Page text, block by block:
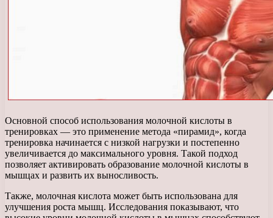
Основной способ использования молочной кислоты в
тренировках — это применение метода «пирамид», когда
тренировка начинается с низкой нагрузки и постепенно
увеличивается до максимального уровня. Такой подход
позволяет активировать образование молочной кислоты в
мышцах и развить их выносливость.
Также, молочная кислота может быть использована для
улучшения роста мышц. Исследования показывают, что